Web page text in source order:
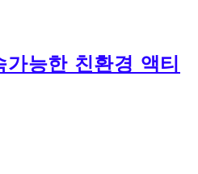
능한 친환경 액티